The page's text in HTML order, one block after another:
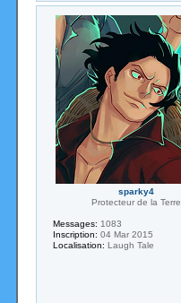
sparky4
Protecteur de la Terre
Messages: 1083
Inscription: 04 Mar 2015
Localisation: Laugh Tale